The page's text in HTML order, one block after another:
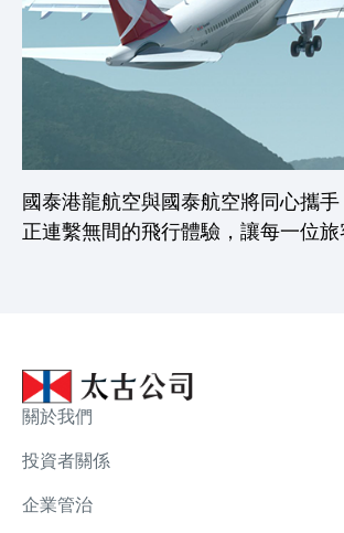
國泰港龍航空與國泰航空將同心攜
正連繫無間的飛行體驗，讓每一位旅
關於我們
投資者關係
企業管治